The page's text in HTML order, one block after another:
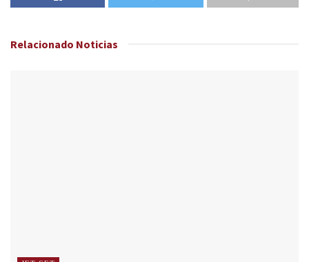
Relacionado Noticias